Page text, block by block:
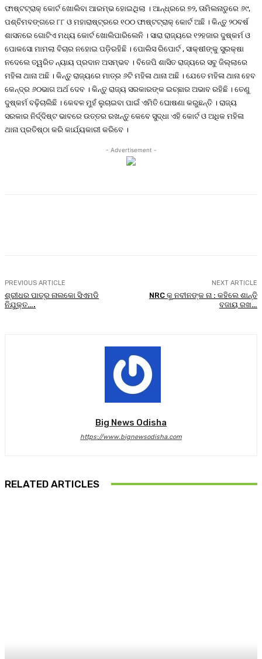
ଫାଷ୍ଟଟ୍ରାକ୍ କୋର୍ଟ ଖୋଲିବା ଆରମ୍ଭ ହୋଇଥିଲା । ଆନ୍ଧ୍ରରେ ୭୨, ତାମିଲନାଡୁରେ ୬୯,
ପଶ୍ଚିମବଙ୍ଗରେ ୮୮ ଓ ମହାରାଷ୍ଟ୍ରରେ ୧୦୦ ଫାଷ୍ଟଟ୍ରାକ୍ କୋର୍ଟ ଅଛି । କିନ୍ତୁ ୨୦ବର୍ଷ
ଶାସନରେ ଗୋଟିଏ ମଧ୍ୟ କୋର୍ଟ ଖୋଲିପାରିଲେନି । ସାରା ରାଜ୍ୟରେ ୧୨ହଜାର ଦୁଷ୍କର୍ମ ଓ
ପୋକସୋ ମାମଲା ବିଚାର ନହୋଇ ପଡ଼ିରହିଛି । ପୋଲିସ ରିପୋର୍ଟ , ସାକ୍ଷୀଙ୍କୁ ସୁରକ୍ଷା
ନଦେଲେ ତ୍ୱରିତ ନ୍ୟାୟ ପ୍ରଦାନ ଅସମ୍ଭବ । ବିଜେପି ଶାସିତ ରାଜ୍ୟରେ ସବୁ ଜିଲ୍ଲାରେ
ମହିଳା ଥାନା ଅଛି । କିନ୍ତୁ ରାଜ୍ୟରେ ମାତ୍ର ୬ଟି ମହିଳା ଥାନା ଅଛି । ଯେତେ ମହିଳା ଥାନା ହେବ
କେନ୍ଦ୍ର ୬୦ଭାଗ ଅର୍ଥ ଦେବ । କିନ୍ତୁ ରାଜ୍ୟ ସରକାରଙ୍କ ଇଚ୍ଛାର ଅଭାବ ରହିଛି । ତେଣୁ
ଦୁଷ୍କର୍ମ ବଢ଼ିଚାଲିଛି । କେବଳ ମୁହଁ ଲୁଚାଇବା ପାଇଁ ଏମିତି ଘୋଷଣା କରୁଛନ୍ତି । ରାଜ୍ୟ
ସରକାର ନିର୍ଦ୍ଦିଷ୍ଟ ଭାବରେ ଉତ୍ତର ରଖନ୍ତୁ କେବେ ସୁଦ୍ଧା ଏହି କୋର୍ଟ ଓ ଅଧିକ ମହିଳା
ଥାନା ପ୍ରତିଷ୍ଠା କରି କାର୍ଯ୍ୟକାରୀ କରିବେ ।
- Advertisement -
PREVIOUS ARTICLE
ଶ୍ରୀଧର ପାତ୍ର ନାଲକୋ ସିଏମଡି
ନିଯୁକ୍ତ….
NEXT ARTICLE
NRC କୁ ନବୀନଙ୍କ ନା : କହିଲେ ଶାନ୍ତି
ବଜାୟ ରଖ…
Big News Odisha
https://www.bignewsodisha.com
RELATED ARTICLES